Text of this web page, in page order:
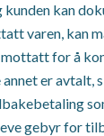
kan
varen, kan
for å
er avtalt,
gebyr for